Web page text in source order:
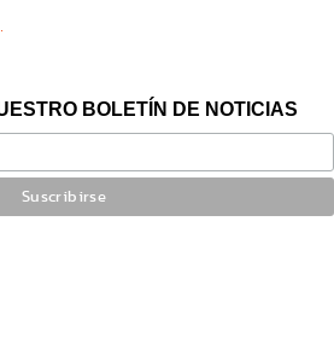
BOLETÍN DE NOTICIAS